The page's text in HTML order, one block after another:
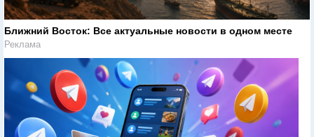
Ближний Восток: Все актуальные новости в одном месте
Реклама